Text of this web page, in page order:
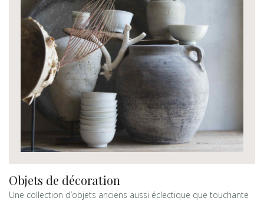
Objets de décoration
Une collection d’objets anciens aussi éclectique que touchante